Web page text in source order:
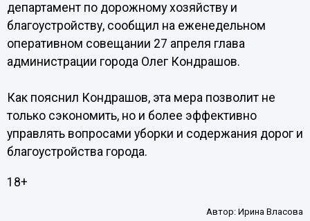
департамент по дорожному хозяйству и
благоустройству, сообщил на еженедельном
оперативном совещании 27 апреля глава
администрации города Олег Кондрашов.
Как пояснил Кондрашов, эта мера позволит не
только сэкономить, но и более эффективно
управлять вопросами уборки и содержания дорог и
благоустройства города.
18+
Автор:Ирина Власова